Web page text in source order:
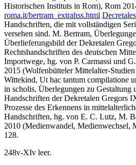
Historischen Instituts in Rom), Rom
roma.it/bertram_extrahss.html
Handschriften, die mit vollständigen
versehen sind. M. Bertram,
Überlieferungsbild der Dekretalen
Rechtshandschriften des deutschen
Importwege, hg. von P. Carmassi und
2015 (Wolfenbütteler Mittelalter-
Wittekind, Ut hac tantum compilatione
in scholis. Überlegungen zu Gestaltung
Handschriften der Dekretalen Gregors
Prozesse des Erkennens in
Handschriften, hg. von E. C. Lutz, M.
2010 (Medienwandel, Medienwechsel,
128.
248v-XIv leer.